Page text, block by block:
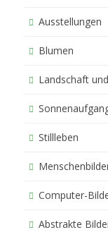
Ausstellungen
Blumen
Landschaft
Stillleben
Computer-
Abstrakte